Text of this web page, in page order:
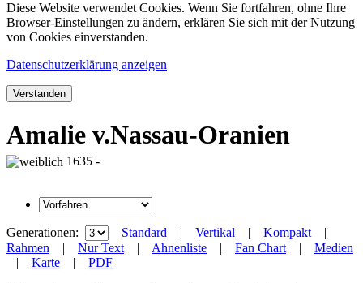
Diese Website verwendet Cookies. Wenn Sie fortfahren, ohne Ihre
Browser-Einstellungen zu ändern, erklären Sie sich mit der Nutzung
von Cookies einverstanden.
Datenschutzerklärung anzeigen
Verstanden
Amalie v.Nassau-Oranien
1635 -
Generationen: Standard | Vertikal | Kompakt |
Rahmen | Nur Text | Ahnenliste | Fan Chart | Medien
| Karte | PDF